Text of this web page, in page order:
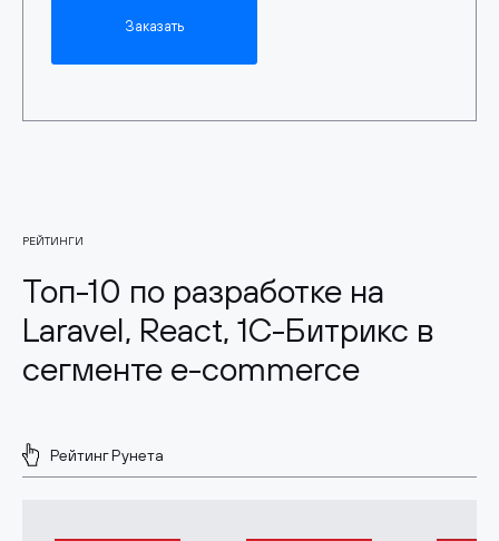
Заказать
РЕЙТИНГИ
Топ-10 по разработке на
Laravel, React, 1С-Битрикс в
сегменте e-commerce
Рейтинг Рунета